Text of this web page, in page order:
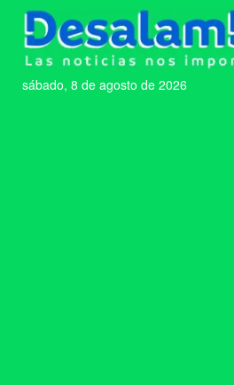
sábado, 8 de agosto de 2026